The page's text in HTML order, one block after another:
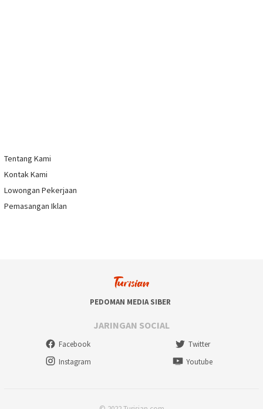
Tentang Kami
Kontak Kami
Lowongan Pekerjaan
Pemasangan Iklan
PEDOMAN MEDIA SIBER
JARINGAN SOCIAL
Facebook
Twitter
Instagram
Youtube